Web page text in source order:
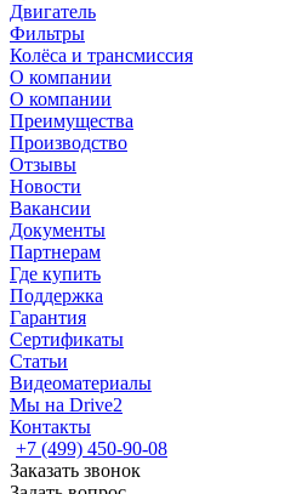
Двигатель
Фильтры
Колёса и трансмиссия
О компании
О компании
Преимущества
Производство
Отзывы
Новости
Вакансии
Документы
Партнерам
Где купить
Поддержка
Гарантия
Сертификаты
Статьи
Видеоматериалы
Мы на Drive2
Контакты
+7 (499) 450-90-08
Заказать звонок